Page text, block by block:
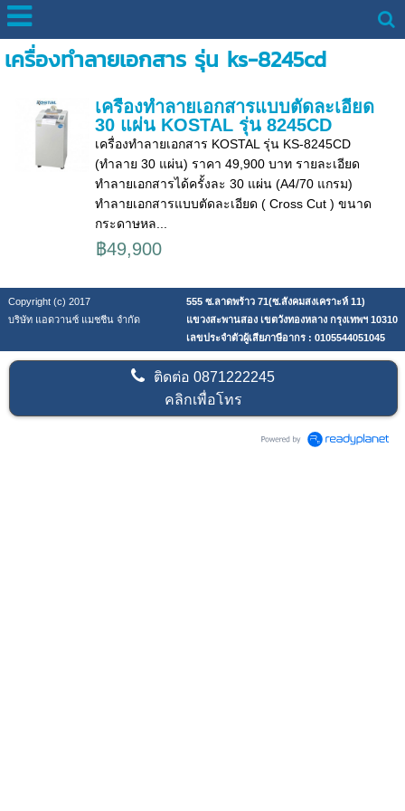
เครื่องทำลายเอกสาร รุ่น ks-8245cd
เครื่องทําลายเอกสารแบบตัดละเอียด
30 แผ่น KOSTAL รุ่น 8245CD
เครื่องทำลายเอกสาร KOSTAL รุ่น KS-8245CD
(ทำลาย 30 แผ่น) ราคา 49,900 บาท รายละเอียด
ทำลายเอกสารได้ครั้งละ 30 แผ่น (A4/70 แกรม)
ทำลายเอกสารแบบตัดละเอียด ( Cross Cut ) ขนาด
กระดาษหล...
฿49,900
Copyright (c) 2017
555 ซ.ลาดพร้าว 71(ซ.สังคมสงเคราะห์ 11)
บริษัท แอดวานซ์ แมชชีน จำกัด
แขวงสะพานสอง เขตวังทองหลาง กรุงเทพฯ 10310
เลขประจำตัวผู้เสียภาษีอากร : 0105544051045
ติดต่อ0871222245
คลิกเพื่อโทร